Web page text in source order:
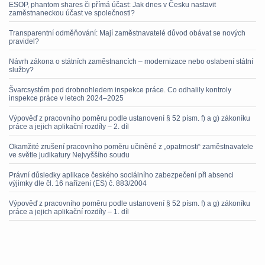
ESOP, phantom shares či přímá účast: Jak dnes v Česku nastavit
zaměstnaneckou účast ve společnosti?
Transparentní odměňování: Mají zaměstnavatelé důvod obávat se nových
pravidel?
Návrh zákona o státních zaměstnancích – modernizace nebo oslabení státní
služby?
Švarcsystém pod drobnohledem inspekce práce. Co odhalily kontroly
inspekce práce v letech 2024–2025
Výpověď z pracovního poměru podle ustanovení § 52 písm. f) a g) zákoníku
práce a jejich aplikační rozdíly – 2. díl
Okamžité zrušení pracovního poměru učiněné z „opatrnosti“ zaměstnavatele
ve světle judikatury Nejvyššího soudu
Právní důsledky aplikace českého sociálního zabezpečení při absenci
výjimky dle čl. 16 nařízení (ES) č. 883/2004
Výpověď z pracovního poměru podle ustanovení § 52 písm. f) a g) zákoníku
práce a jejich aplikační rozdíly – 1. díl